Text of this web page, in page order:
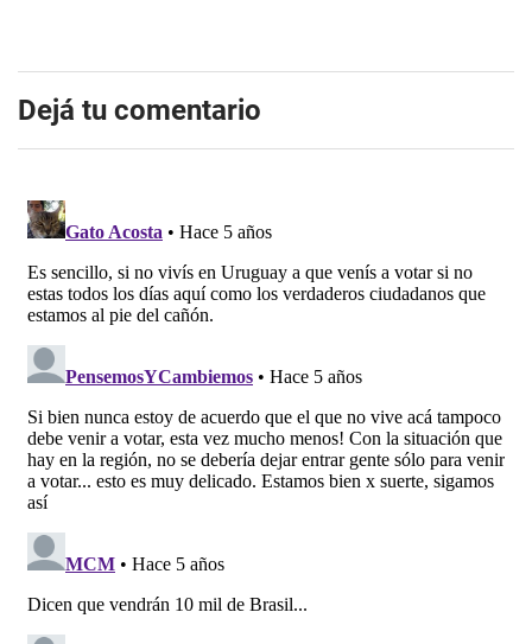
Dejá tu comentario